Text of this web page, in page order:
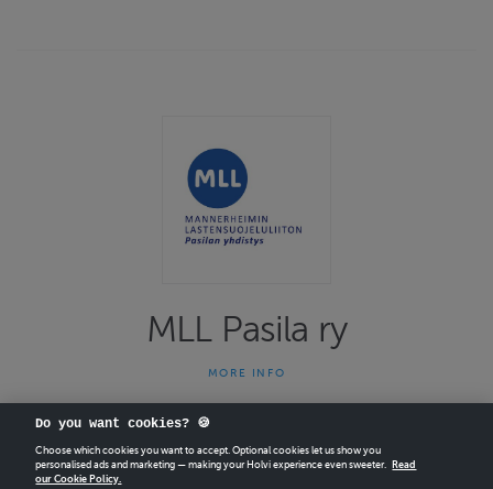
MLL Pasila ry
MLL Pasilan kerhoihin ja tapahtumiin. Tapahtumiin
ilmoittaudutaan ostamalla haluttu tuote verkkokaupasta.
Kerhopaikka maksetaan heti verkkopankissa tai luottokortilla.
Ilmoittautuminen on sitova.
MORE INFO
CREATEYOUR OWN HOLVI ONLINE STORE IN MINUTES.
Do you want cookies? 🍪
Choose which cookies you want to accept. Optional cookies let us show you
personalised ads and marketing — making your Holvi experience even sweeter.
Read
our Cookie Policy.